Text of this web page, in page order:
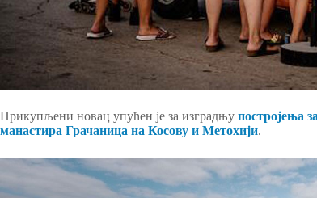
Прикупљени новац упућен је за изградњу постројења
манастира Грачаница на Косову и Метохији.